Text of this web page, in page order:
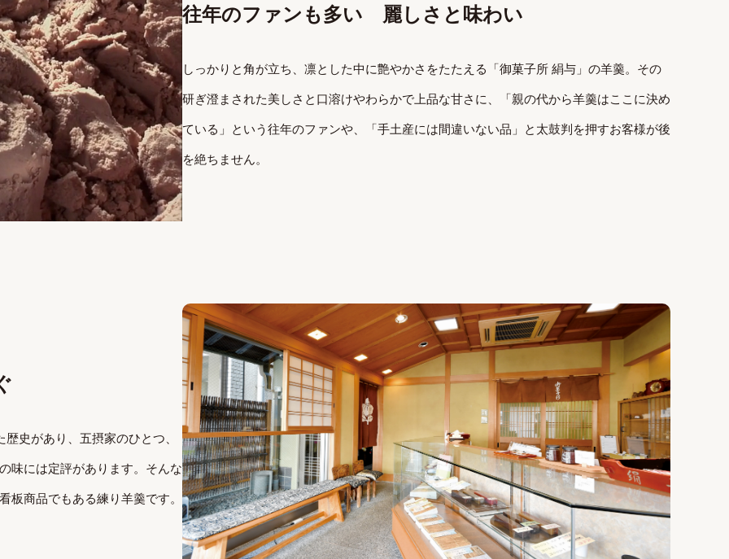
往年のファンも多い 麗しさと味わい
しっかりと角が立ち、凛とした中に艶やかさをたたえる「御菓子所 絹与」の羊羹。その
研ぎ澄まされた美しさと口溶けやわらかで上品な甘さに、「親の代から羊羹はここに決め
ている」という往年のファンや、「手土産には間違いない品」と太鼓判を押すお客様が後
を絶ちません。
史があり、五摂家のひとつ、
味には定評があります。そんな
板商品でもある練り羊羹です。